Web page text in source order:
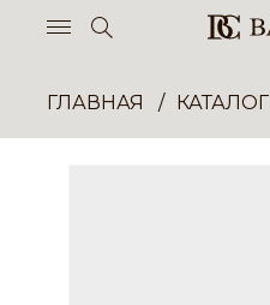
ГЛАВНАЯ КАТАЛОГ